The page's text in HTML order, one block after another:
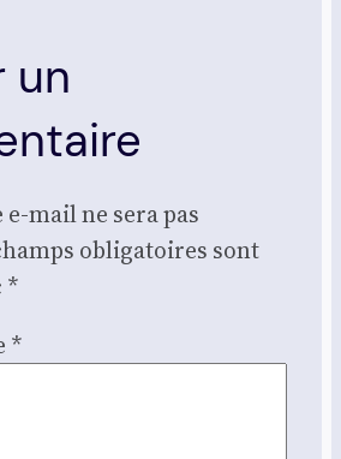
un
mail ne sera pas
obligatoires sont
*
*